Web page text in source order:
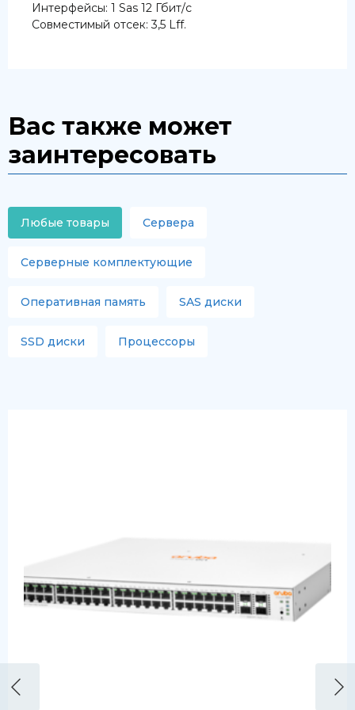
Интерфейсы: 1 Sas 12 Гбит/с
Совместимый отсек: 3,5 Lff.
Вас также может
заинтересовать
Любые товары Сервера
Серверные комплектующие
Оперативная память SAS диски
SSD диски Процессоры